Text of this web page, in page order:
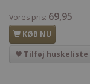
Vores pris: 69,95
KØB NU
Tilføj huskeliste